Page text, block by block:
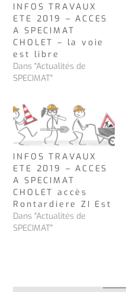
INFOS TRAVAUX
ETE 2019 – ACCES
A SPECIMAT
CHOLET – la voie
est libre
Dans "Actualités de
SPECIMAT"
INFOS TRAVAUX
ETE 2019 – ACCES
A SPECIMAT
CHOLET accès
Rontardiere ZI Est
Dans "Actualités de
SPECIMAT"